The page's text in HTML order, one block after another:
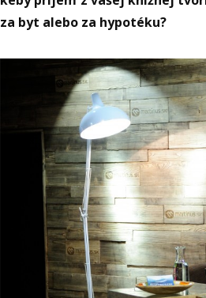
za byt alebo za hypotéku?